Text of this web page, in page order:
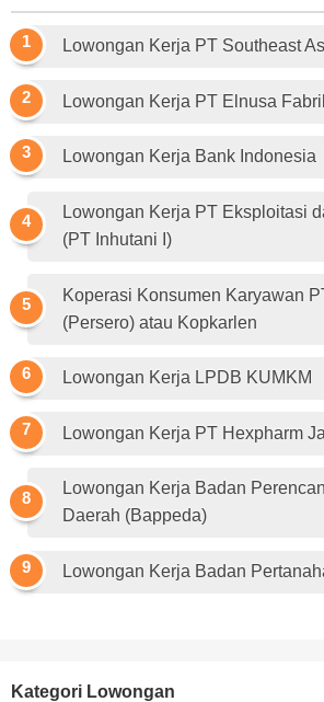
Lowongan Kerja PT Southeast
Lowongan Kerja PT Elnusa
Lowongan Kerja Bank Indonesia
Lowongan Kerja PT Eksploitasi
(PT Inhutani I)
Koperasi Konsumen Karyawan
(Persero) atau Kopkarlen
Lowongan Kerja LPDB KUMKM
Lowongan Kerja PT Hexpharm
Lowongan Kerja Badan
Daerah (Bappeda)
Lowongan Kerja Badan
Kategori Lowongan